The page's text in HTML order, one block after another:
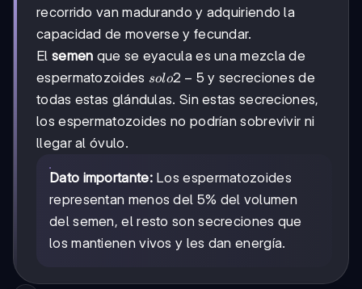
recorrido van madurando y adquiriendo la
capacidad de moverse y fecundar.
El semen que se eyacula es una mezcla de
espermatozoides solo
2-
5%
solo2 − 5 y secreciones de
todas estas glándulas. Sin estas secreciones,
los espermatozoides no podrían sobrevivir ni
llegar al óvulo.
Dato importante:Los espermatozoides
representan menos del 5% del volumen
del semen, el resto son secreciones que
los mantienen vivos y les dan energía.